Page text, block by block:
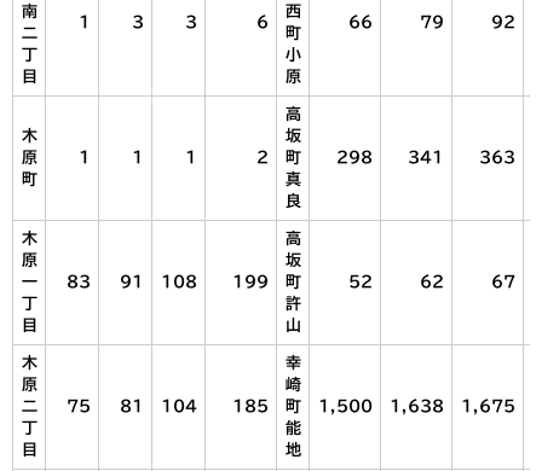
南
二
目
1 3 3 6
西
町
小
原
66 79 92
木
原
町
1 1 1 2
高
坂
町
真
良
298 341 363
木
原
一
目
83 91 108 199
高
坂
町
許
山
52 62 67
木
原
二
目
75 81 104 185
幸
崎
町
能
地
1,500 1,638 1,675